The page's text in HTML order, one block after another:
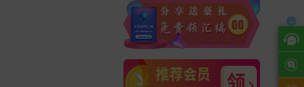
-